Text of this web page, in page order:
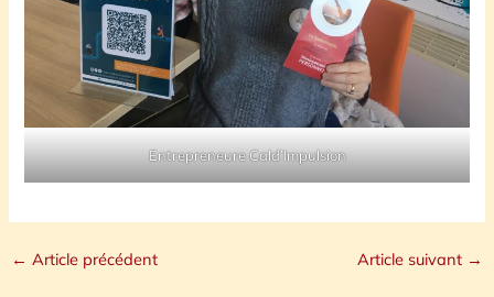
Entrepreneure Cald’Impulsion
← Article précédent Article suivant →